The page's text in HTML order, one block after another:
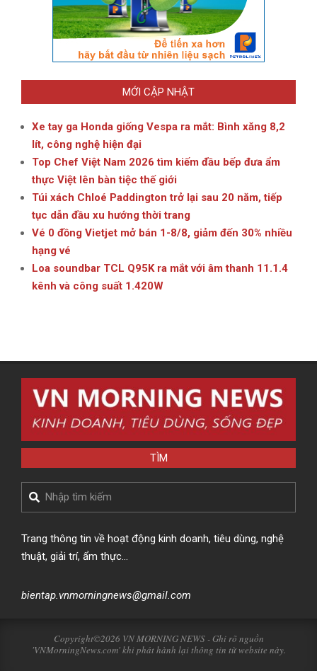
MỚI CẬP NHẬT
Xe tay ga Honda giống Vespa ra mắt: Bình xăng 8,2
lít, công nghệ hiện đại
Top Chef Việt Nam 2026 tìm kiếm đầu bếp đưa ẩm
thực Việt lên bàn tiệc thế giới
Túi xách Chloé Paddington trở lại sau 20 năm, tiếp
tục dẫn đầu xu hướng thời trang
Vé 0 đồng Vietjet mở bán 1-8/8, giảm đến 30% nhiều
hạng vé
Loa soundbar TCL Q95K ra mắt với âm thanh 11.1.4
kênh và công suất 1.420W
TÌM
Search
Trang thông tin về hoạt động kinh doanh, tiêu dùng, nghệ
thuật, giải trí, ẩm thực…
bientap.vnmorningnews@gmail.com
Copyright©2026 VN MORNING NEWS - Ghi rõ nguồn
'VNMorningNews.com' khi phát hành lại thông tin từ website này.